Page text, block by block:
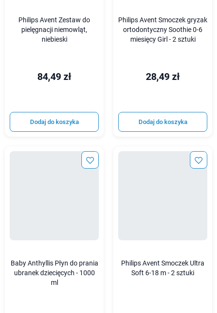
Philips Avent Zestaw do
pielęgnacji niemowląt,
niebieski
84,49 zł
Dodaj do koszyka
Philips Avent Smoczek gryzak
ortodontyczny Soothie 0-6
miesięcy Girl - 2 sztuki
28,49 zł
Dodaj do koszyka
Baby Anthyllis Płyn do prania
ubranek dziecięcych - 1000
ml
Philips Avent Smoczek Ultra
Soft 6-18 m - 2 sztuki